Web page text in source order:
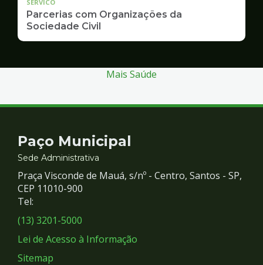
SERVICO
Parcerias com Organizações da
Sociedade Civil
Mais Saúde
Contato
e
Redes
Sociais
Paço Municipal
Sede Administrativa
Praça Visconde de Mauá, s/nº - Centro, Santos - SP,
CEP 11010-900
Tel:
(13) 3201-5000
Lei de Acesso à Informação
Sitemap